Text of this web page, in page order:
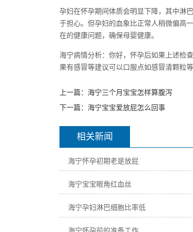
孕妇在怀孕期间体质会明显下降，其中淋
于担心。但孕妇的血象比正常人稍微偏高
在的健康问题，确保母婴健康。
海宁病情分析：你好，怀孕后如果上述检
果有感冒等建议可以口服点如感冒清颗粒
上一篇： 海宁三个月宝宝怎样算腹泻
下一篇： 海宁宝宝爱放屁怎么回事
相关新闻
海宁怀孕初期老是放屁
海宁宝宝眼角红血丝
海宁孕妇淋巴细胞比率低